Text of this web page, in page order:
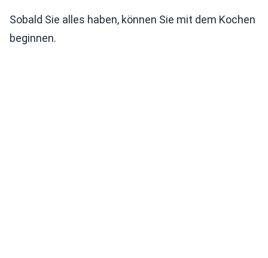
Sobald Sie alles haben, können Sie mit dem Kochen
beginnen.